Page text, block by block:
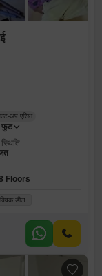
अप एरिया
फुट
Floors
क्विक डील